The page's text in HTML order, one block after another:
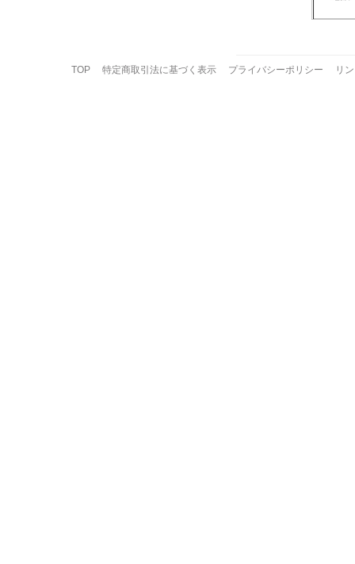
TOP 特定商取引法に基づく表示 プライバシーポリシー リ